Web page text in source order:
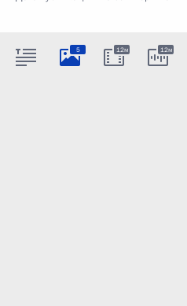
5 12м 12м